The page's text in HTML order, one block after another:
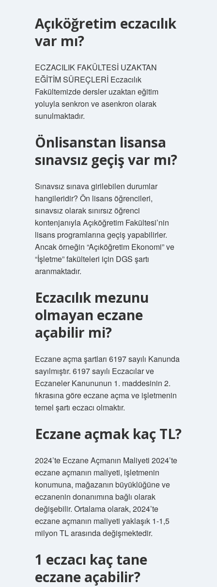
Açıköğretim eczacılık
var mı?
ECZACILIK FAKÜLTESİ UZAKTAN
EĞİTİM SÜREÇLERİ Eczacılık
Fakültemizde dersler uzaktan eğitim
yoluyla senkron ve asenkron olarak
sunulmaktadır.
Önlisanstan lisansa
sınavsız geçiş var mı?
Sınavsız sınava girilebilen durumlar
hangileridir? Ön lisans öğrencileri,
sınavsız olarak sınırsız öğrenci
kontenjanıyla Açıköğretim Fakültesi’nin
lisans programlarına geçiş yapabilirler.
Ancak örneğin “Açıköğretim Ekonomi” ve
“İşletme” fakülteleri için DGS şartı
aranmaktadır.
Eczacılık mezunu
olmayan eczane
açabilir mi?
Eczane açma şartları 6197 sayılı Kanunda
sayılmıştır. 6197 sayılı Eczacılar ve
Eczaneler Kanununun 1. maddesinin 2.
fıkrasına göre eczane açma ve işletmenin
temel şartı eczacı olmaktır.
Eczane açmak kaç TL?
2024’te Eczane Açmanın Maliyeti 2024’te
eczane açmanın maliyeti, işletmenin
konumuna, mağazanın büyüklüğüne ve
eczanenin donanımına bağlı olarak
değişebilir. Ortalama olarak, 2024’te
eczane açmanın maliyeti yaklaşık 1-1,5
milyon TL arasında değişmektedir.
1 eczacı kaç tane
eczane açabilir?